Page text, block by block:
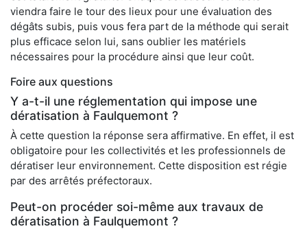
viendra faire le tour des lieux pour une évaluation des
dégâts subis, puis vous fera part de la méthode qui serait
plus efficace selon lui, sans oublier les matériels
nécessaires pour la procédure ainsi que leur coût.
Foire aux questions
Y a-t-il une réglementation qui impose une
dératisation à Faulquemont ?
À cette question la réponse sera affirmative. En effet, il est
obligatoire pour les collectivités et les professionnels de
dératiser leur environnement. Cette disposition est régie
par des arrêtés préfectoraux.
Peut-on procéder soi-même aux travaux de
dératisation à Faulquemont ?